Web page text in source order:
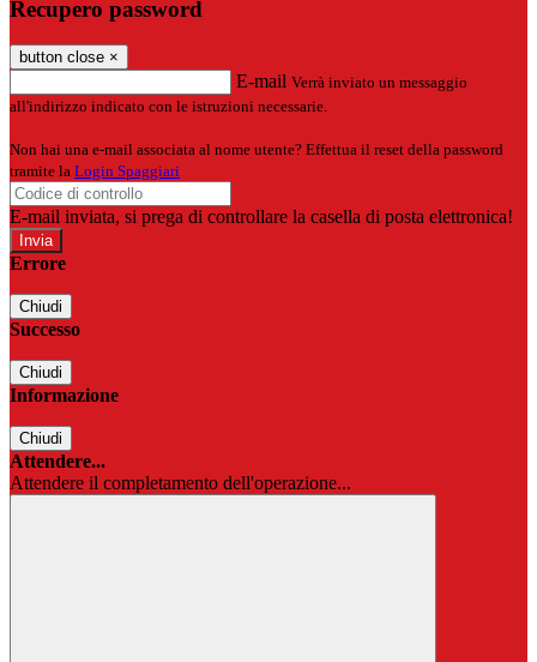
Recupero password
button close ×
E-mail Verrà inviato un messaggio
all'indirizzo indicato con le istruzioni necessarie.
Non hai una e-mail associata al nome utente? Effettua il reset della password
tramite la Login Spaggiari
E-mail inviata, si prega di controllare la casella di posta elettronica!
Errore
Chiudi
Successo
Chiudi
Informazione
Chiudi
Attendere...
Attendere il completamento dell'operazione...